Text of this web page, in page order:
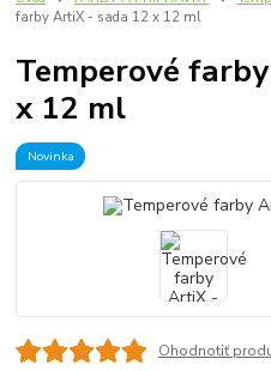
farby ArtiX - sada 12 x 12 ml
Temperové
x 12 ml
Novinka
Ohodnotiť